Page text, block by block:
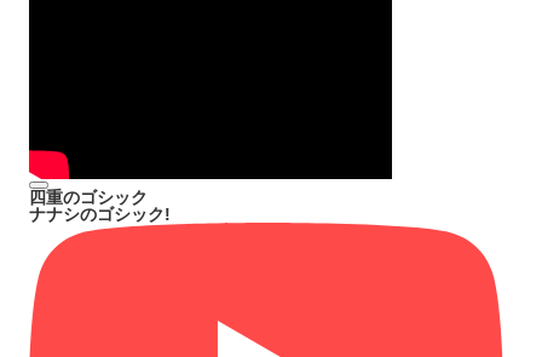
四重のゴシック
ナナシのゴシック!